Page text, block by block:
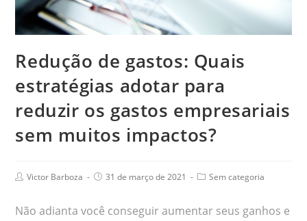
Redução de gastos: Quais
estratégias adotar para
reduzir os gastos empresariais
sem muitos impactos?
Victor Barboza 31 de março de 2021 Sem categoria
Não adianta você conseguir aumentar seus ganhos e